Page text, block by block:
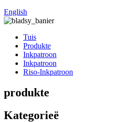
English
Tuis
Produkte
Inkpatroon
Inkpatroon
Riso-Inkpatroon
produkte
Kategorieë